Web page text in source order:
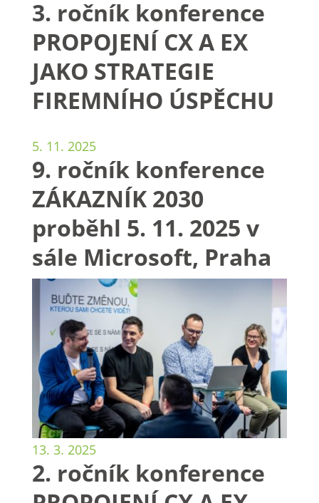
3. ročník konference
PROPOJENÍ CX A EX
JAKO STRATEGIE
FIREMNÍHO ÚSPĚCHU
5. 11. 2025
9. ročník konference
ZÁKAZNÍK 2030
proběhl 5. 11. 2025 v
sále Microsoft, Praha
13. 3. 2025
2. ročník konference